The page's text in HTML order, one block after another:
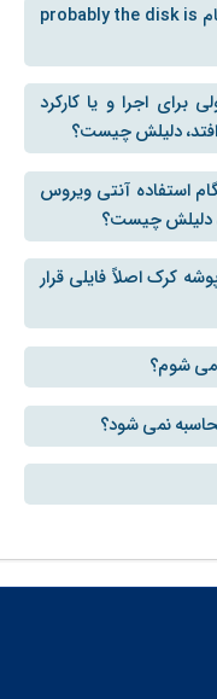
در هنگام Extract کردن فایل ها با پیغام probably the disk is
برای اجرا و یا کارکرد
دلیلش چیست؟
استفاده آنتی ویروس
دلیلش چیست؟
پوشه کرک اصلاً فایلی قرار
نمی شود؟